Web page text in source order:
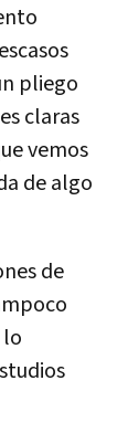
pliego
claras
vemos
de algo
de
lo